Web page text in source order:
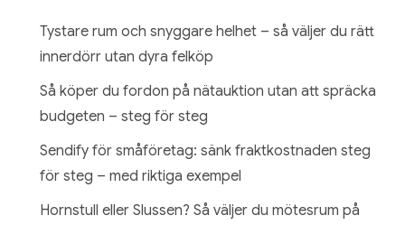
Tystare rum och snyggare helhet – så väljer du rätt
innerdörr utan dyra felköp
Så köper du fordon på nätauktion utan att spräcka
budgeten – steg för steg
Sendify för småföretag: sänk fraktkostnaden steg
för steg – med riktiga exempel
Hornstull eller Slussen? Så väljer du mötesrum på